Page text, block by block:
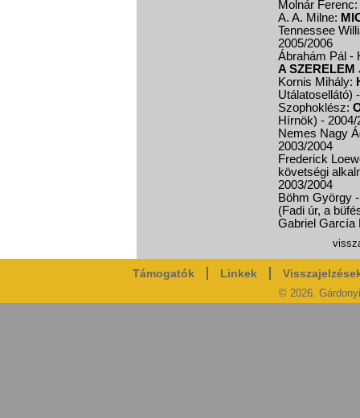
Molnár Ferenc:
A. A. Milne:
Tennessee
2005/2006
Ábrahám Pál -
A SZERELEM
Kornis Mihály:
Utálatosellátó)
Szophoklész:
Hírnök) - 2004/
Nemes Nagy
2003/2004
Frederick
követségi
2003/2004
Böhm György
(Fadi úr, a
Gabriel
Támogatók Linkek
© 2026.